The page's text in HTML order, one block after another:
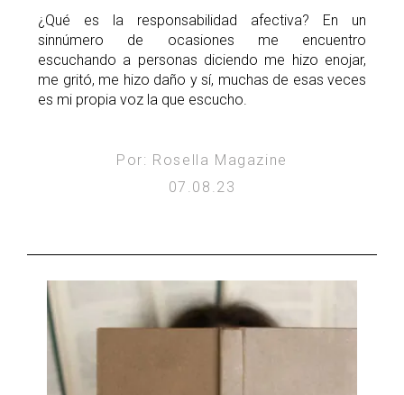
¿Qué es la responsabilidad afectiva? En un
sinnúmero de ocasiones me encuentro
escuchando a personas diciendo me hizo enojar,
me gritó, me hizo daño y sí, muchas de esas veces
es mi propia voz la que escucho.
Por: Rosella Magazine
07.08.23